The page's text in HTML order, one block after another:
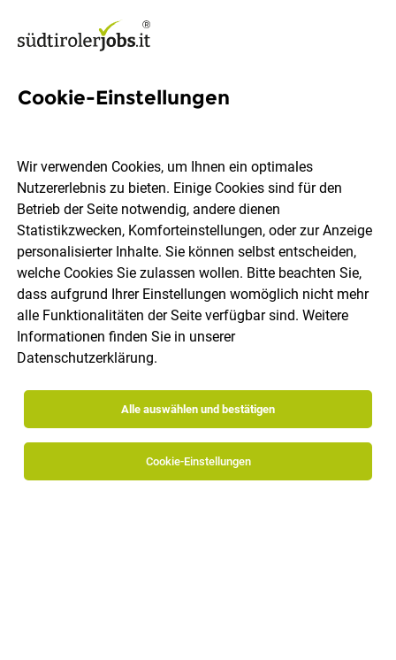
Logistics Manager (m/w/d)
Fruitservice GmbH
Bozen Vollzeit 25.07.2026 DE
Cookie-Einstellungen
Wir verwenden Cookies, um Ihnen ein optimales
Nutzererlebnis zu bieten. Einige Cookies sind für den
Betrieb der Seite notwendig, andere dienen
Statistikzwecken, Komforteinstellungen, oder zur Anzeige
personalisierter Inhalte. Sie können selbst entscheiden,
welche Cookies Sie zulassen wollen. Bitte beachten Sie,
dass aufgrund Ihrer Einstellungen womöglich nicht mehr
alle Funktionalitäten der Seite verfügbar sind. Weitere
Informationen finden Sie in unserer
Datenschutzerklärung.
Alle auswählen und bestätigen
Cookie-Einstellungen